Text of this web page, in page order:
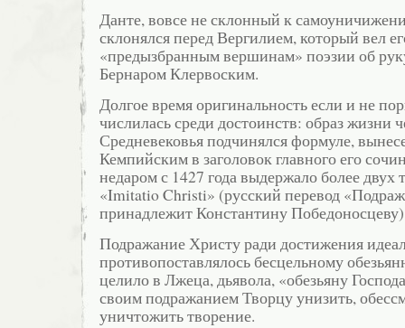
Данте, вовсе не склонный к
склонялся перед Вергилием, который вел
«предызбранным вершинам» поэзии об
Бернаром Клервоским.
Долгое время оригинальность если и не
числилась среди достоинств: образ жизни
Средневековья подчинялся формуле,
Кемпийским в заголовок главного его
недаром с 1427 года выдержало более двух
«Imitatio Christi» (русский перевод
принадлежит Константину
Подражание Христу ради достижения
противопоставлялось бесцельному
целило в Лжеца, дьявола, «обезьяну
своим подражанием Творцу унизить,
уничтожить творение.